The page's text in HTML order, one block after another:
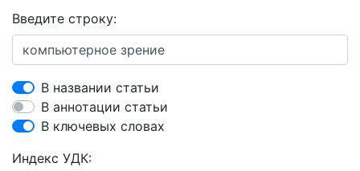
Введите строку:
В названии статьи
В аннотации статьи
В ключевых словах
Индекс УДК: